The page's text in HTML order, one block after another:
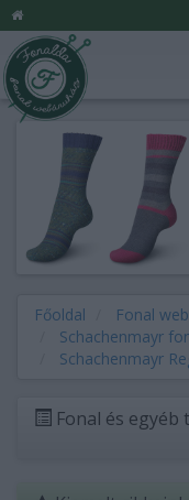
Főoldal Fonal
Schachenmayr
Schachenmayr
Fonal és egyéb